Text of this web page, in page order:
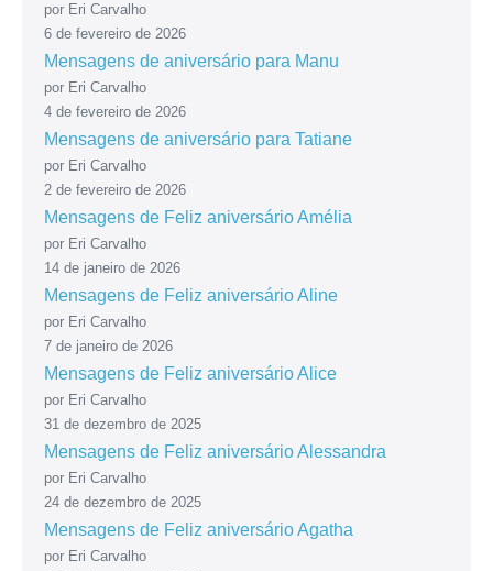
por Eri Carvalho
6 de fevereiro de 2026
Mensagens de aniversário para Manu
por Eri Carvalho
4 de fevereiro de 2026
Mensagens de aniversário para Tatiane
por Eri Carvalho
2 de fevereiro de 2026
Mensagens de Feliz aniversário Amélia
por Eri Carvalho
14 de janeiro de 2026
Mensagens de Feliz aniversário Aline
por Eri Carvalho
7 de janeiro de 2026
Mensagens de Feliz aniversário Alice
por Eri Carvalho
31 de dezembro de 2025
Mensagens de Feliz aniversário Alessandra
por Eri Carvalho
24 de dezembro de 2025
Mensagens de Feliz aniversário Agatha
por Eri Carvalho